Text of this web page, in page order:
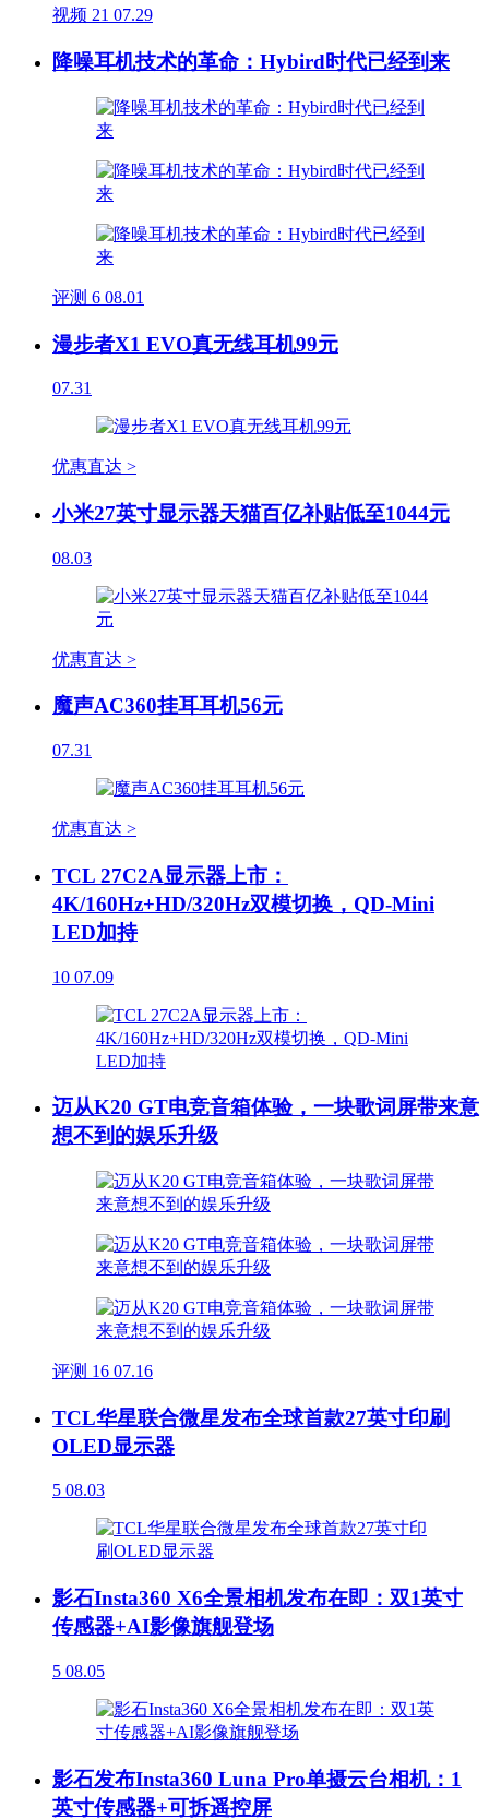
视频 21 07.29
降噪耳机技术的革命：Hybird时代已经到来
评测 6 08.01
漫步者X1 EVO真无线耳机99元
07.31
优惠直达 >
小米27英寸显示器天猫百亿补贴低至1044元
08.03
优惠直达 >
魔声AC360挂耳耳机56元
07.31
优惠直达 >
TCL 27C2A显示器上市：
4K/160Hz+HD/320Hz双模切换，QD-Mini
LED加持
10 07.09
迈从K20 GT电竞音箱体验，一块歌词屏带来意
想不到的娱乐升级
评测 16 07.16
TCL华星联合微星发布全球首款27英寸印刷
OLED显示器
5 08.03
影石Insta360 X6全景相机发布在即：双1英寸
传感器+AI影像旗舰登场
5 08.05
影石发布Insta360 Luna Pro单摄云台相机：1
英寸传感器+可拆遥控屏